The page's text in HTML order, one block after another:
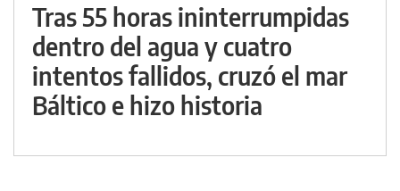
Tras 55 horas ininterrumpidas
dentro del agua y cuatro
intentos fallidos, cruzó el mar
Báltico e hizo historia